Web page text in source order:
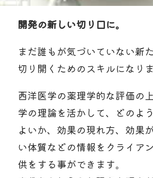
開発の新しい切り口に。
まだ誰もが気づいていない新
切り開くためのスキルになりま
西洋医学の薬理学的な評価の
学の理論を活かして、どのよ
よいか、効果の現れ方、効果
い体質などの情報をクライア
供をする事ができます。